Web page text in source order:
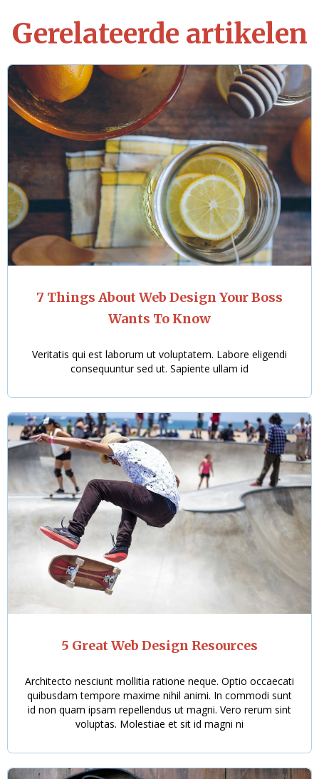
Gerelateerde artikelen
7 Things About Web Design Your Boss
Wants To Know
Veritatis qui est laborum ut voluptatem. Labore eligendi
consequuntur sed ut. Sapiente ullam id
5 Great Web Design Resources
Architecto nesciunt mollitia ratione neque. Optio occaecati
quibusdam tempore maxime nihil animi. In commodi sunt
id non quam ipsam repellendus ut magni. Vero rerum sint
voluptas. Molestiae et sit id magni ni